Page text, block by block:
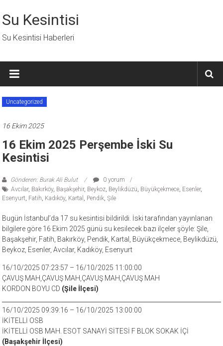
geç
Su Kesintisi
Su Kesintisi Haberleri
Uncategorized
16 Ekim 2025
16 Ekim 2025 Perşembe İski Su
Kesintisi
Gönderen: Burak Ali Bulut
0 yorum
Avcılar, Bakırköy, Başakşehir, Beykoz, Beylikdüzü, Büyükçekmece, Esenler,
Esenyurt, Fatih, Kadıköy, Kartal , Pendik,Şile
Bugün İstanbul’da 17 su kesintisi bildirildi. İski tarafından yayınlanan
bilgilere göre 16 Ekim 2025 günü su kesilecek bazı ilçeler şöyle: Şile,
Başakşehir, Fatih, Bakırköy, Pendik, Kartal, Büyükçekmece, Beylikdüzü,
Beykoz, Esenler, Avcılar, Kadıköy, Esenyurt
16/10/2025 07:23:57 – 16/10/2025 11:00:00
ÇAVUŞ MAH,ÇAVUŞ MAH,ÇAVUŞ MAH,ÇAVUŞ MAH
KORDON BOYU CD (Şile İlçesi)
16/10/2025 09:39:16 – 16/10/2025 13:00:00
İKİTELLİ OSB
İKİTELLİ OSB MAH. ESOT SANAYİ SİTESİ F BLOK SOKAK İÇİ
(Başakşehir İlçesi)